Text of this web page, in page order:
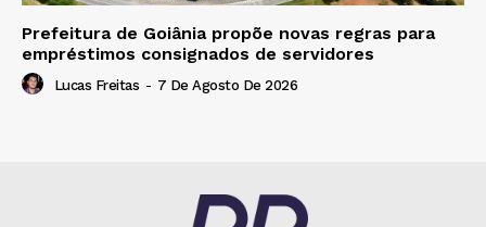
Prefeitura de Goiânia propõe novas regras para
empréstimos consignados de servidores
Lucas Freitas - 7 De Agosto De 2026